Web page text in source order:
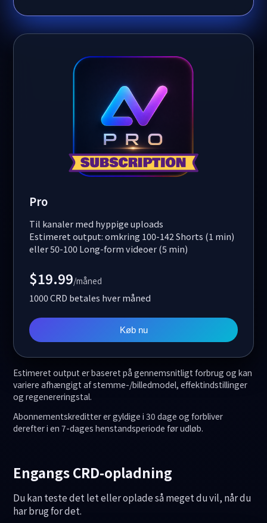
Pro
Til kanaler med hyppige uploads
Estimeret output: omkring 100-142 Shorts (1 min)
eller 50-100 Long-form videoer (5 min)
$19.99/måned
1000 CRD betales hver måned
Køb nu
Estimeret output er baseret på gennemsnitligt forbrug og kan
variere afhængigt af stemme-/billedmodel, effektindstillinger
og regenereringstal.
Abonnementskreditter er gyldige i 30 dage og forbliver
derefter i en 7-dages henstandsperiode før udløb.
Engangs CRD-opladning
Du kan teste det let eller oplade så meget du vil, når du
har brug for det.